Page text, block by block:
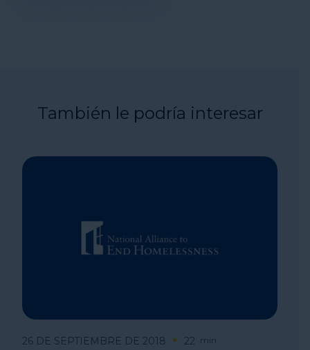
También le podría interesar
26 DE SEPTIEMBRE DE 2018 22 min